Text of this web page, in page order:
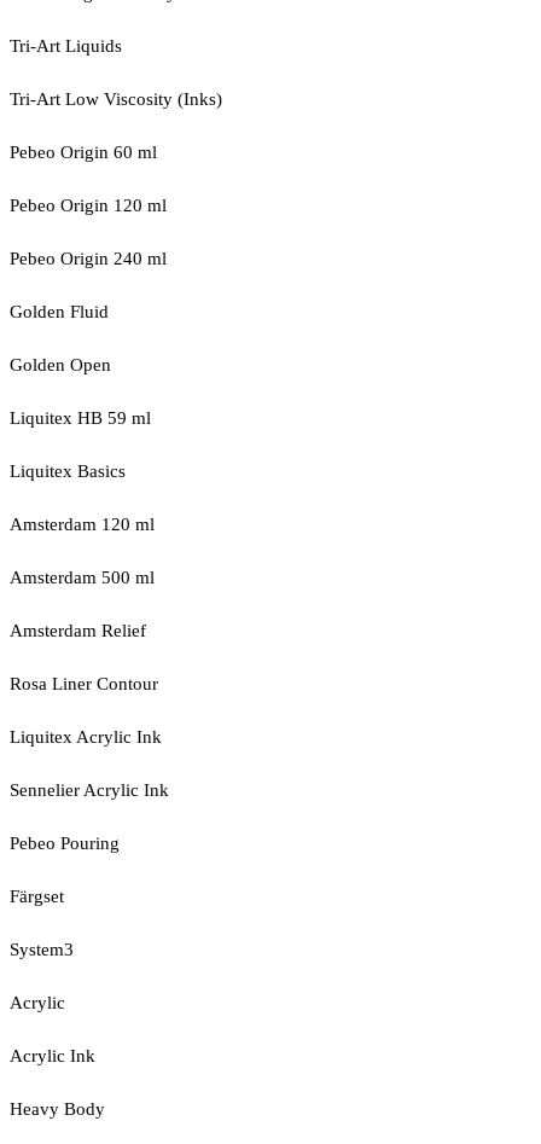
Tri-Art Liquids
Tri-Art Low Viscosity (Inks)
Pebeo Origin 60 ml
Pebeo Origin 120 ml
Pebeo Origin 240 ml
Golden Fluid
Golden Open
Liquitex HB 59 ml
Liquitex Basics
Amsterdam 120 ml
Amsterdam 500 ml
Amsterdam Relief
Rosa Liner Contour
Liquitex Acrylic Ink
Sennelier Acrylic Ink
Pebeo Pouring
Färgset
System3
Acrylic
Acrylic Ink
Heavy Body